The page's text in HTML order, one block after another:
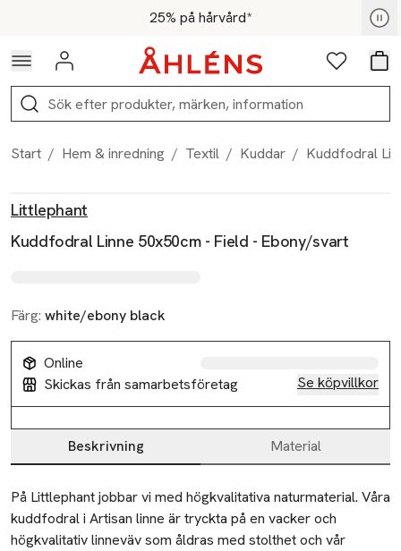
Hoppa till navigationsmenyn25% på hårvård*
För medlemmar - Shoppa nu
Logga in Favoriter
Sök
Start / Hem & inredning / Textil / Kuddar / Kuddfodral
Littlephant
Kuddfodral Linne 50x50cm - Field - Ebony/svart
Färg: white/ebony black
Online
Skickas från samarbetsföretag
Se köpvillkor
Beskrivning Material
Beskrivning
På Littlephant jobbar vi med högkvalitativa naturmaterial. Våra
kuddfodral i Artisan linne är tryckta på en vacker och
högkvalitativ linneväv som åldras med stolthet och vår